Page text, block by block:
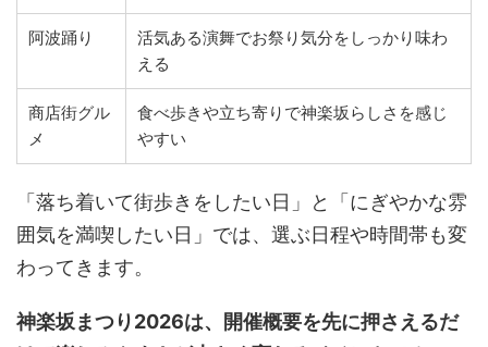
阿波踊り
活気ある演舞でお祭り気分をしっかり味わ
える
商店街グル
メ
食べ歩きや立ち寄りで神楽坂らしさを感じ
やすい
「落ち着いて街歩きをしたい日」と「にぎやかな雰
囲気を満喫したい日」では、選ぶ日程や時間帯も変
わってきます。
神楽坂まつり2026は、開催概要を先に押さえるだ